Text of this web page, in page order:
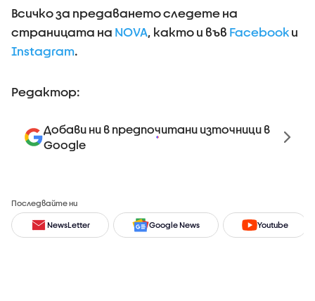
Всичко за предаването следете на
страницата на NOVA, както и във Facebook и
Instagram.
Редактор:
Добави ни в предпочитани източници в
Google
Последвайте ни
NewsLetter Google News Youtube